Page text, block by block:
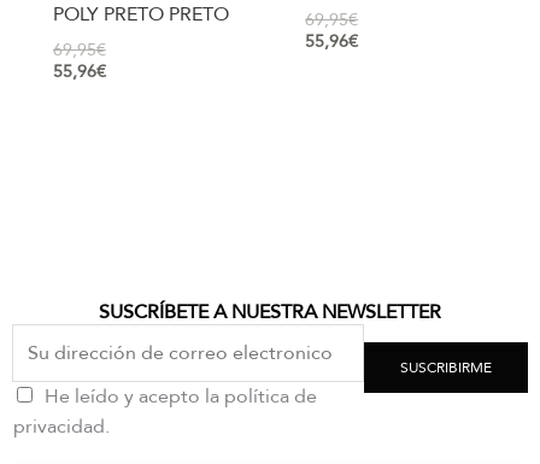
POLY PRETO PRETO
69,95€
55,96€
69,95€
55,96€
SUSCRÍBETE A NUESTRA NEWSLETTER
He leído y acepto la política de
privacidad.
SUSCRIBIRME